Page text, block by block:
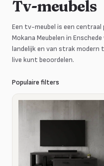
Tv-meubels
Een tv-meubel is een
Mokana Meubelen in
landelijk en van strak
live kunt beoordelen.
Populaire filters